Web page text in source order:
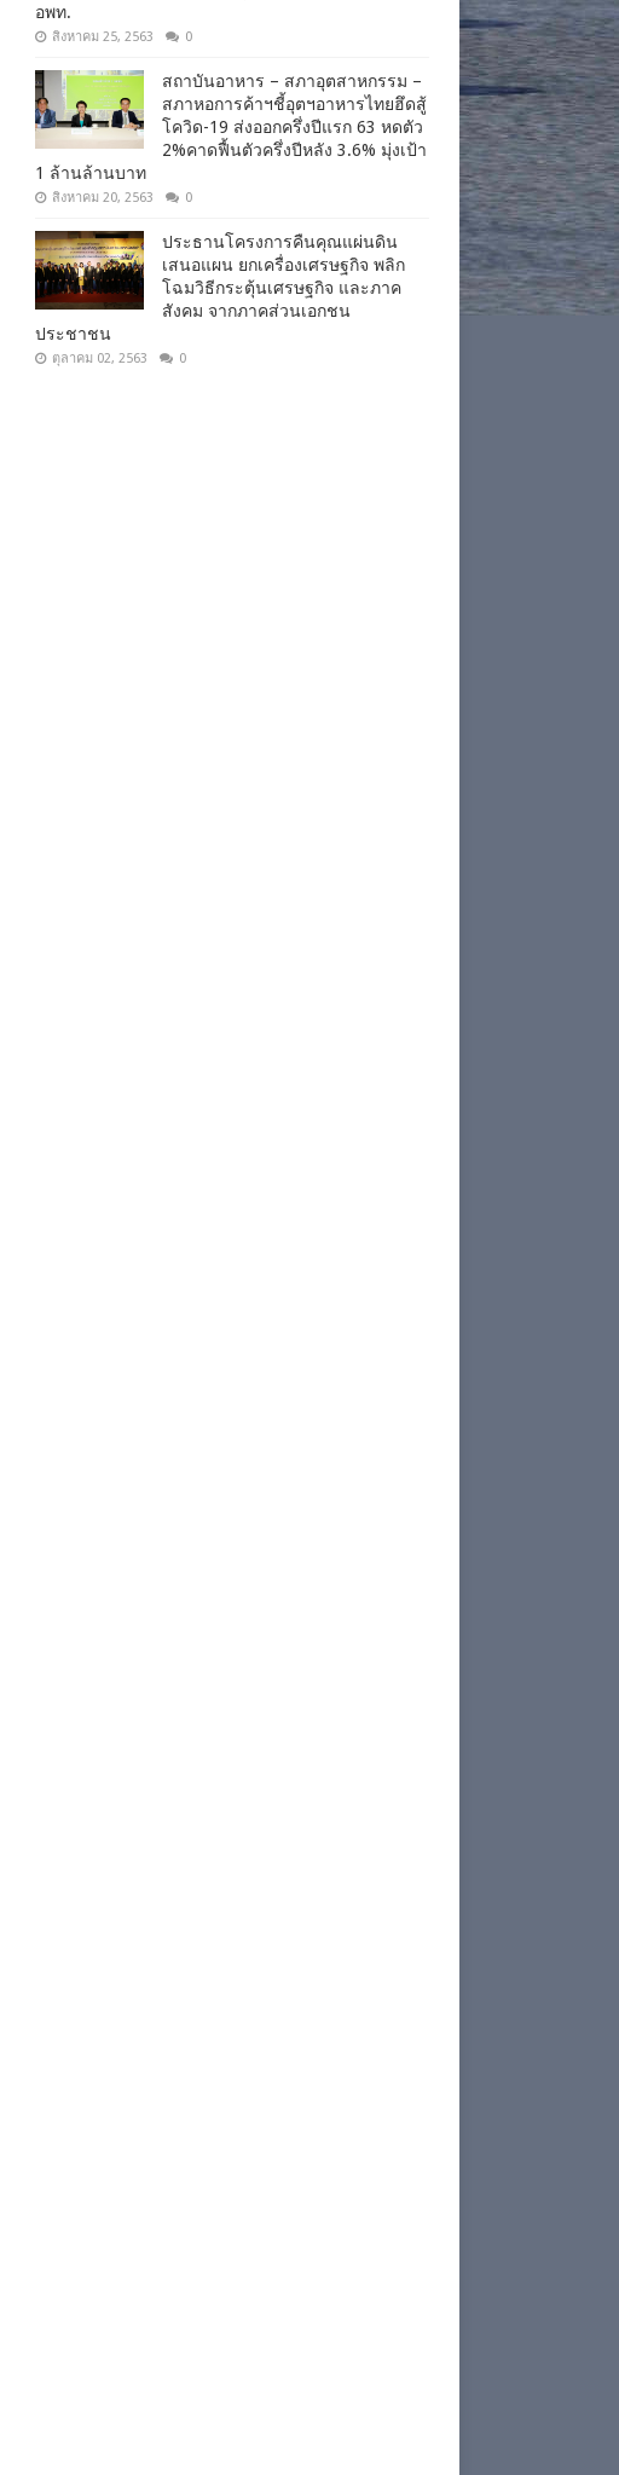
อพท.
สิงหาคม 25, 2563 0
สถาบันอาหาร – สภาอุตสาหกรรม –
สภาหอการค้าฯชี้อุตฯอาหารไทยฮึดสู้
โควิด-19 ส่งออกครึ่งปีแรก 63 หดตัว
2%คาดฟื้นตัวครึ่งปีหลัง 3.6% มุ่งเป้า
1 ล้านล้านบาท
สิงหาคม 20, 2563 0
ประธานโครงการคืนคุณแผ่นดิน
เสนอแผน ยกเครื่องเศรษฐกิจ พลิก
โฉมวิธีกระตุ้นเศรษฐกิจ และภาค
สังคม จากภาคส่วนเอกชน
ประชาชน
ตุลาคม 02, 2563 0